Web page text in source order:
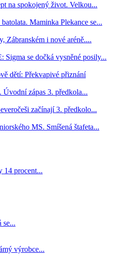
na spokojený život. Velkou...
Maminka Plekance se...
Zábranském i nové aréně....
se dočká vysněné posily...
dětí: Překvapivé přiznání
zápas 3. předkola...
začínají 3. předkolo...
MS. Smíšená štafeta...
14 procent...
se...
výrobce...